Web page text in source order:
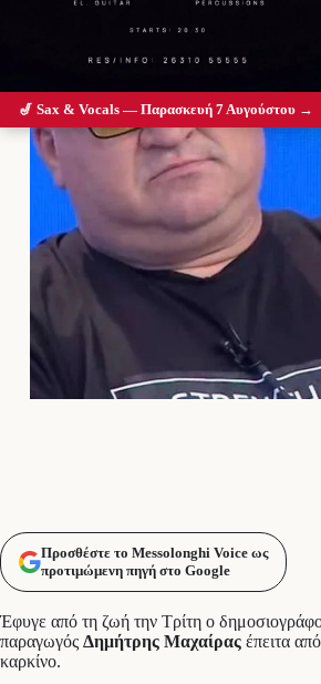
Προσθέστε το Messolonghi Voice ως
προτιμώμενη πηγή στο Google
Έφυγε από τη ζωή την Τρίτη ο
παραγωγός Δημήτρης Μαχαίρας έπειτα
καρκίνο.
🎷 Sax & Vocals — Παρασκευή 7 Αυγούστου →